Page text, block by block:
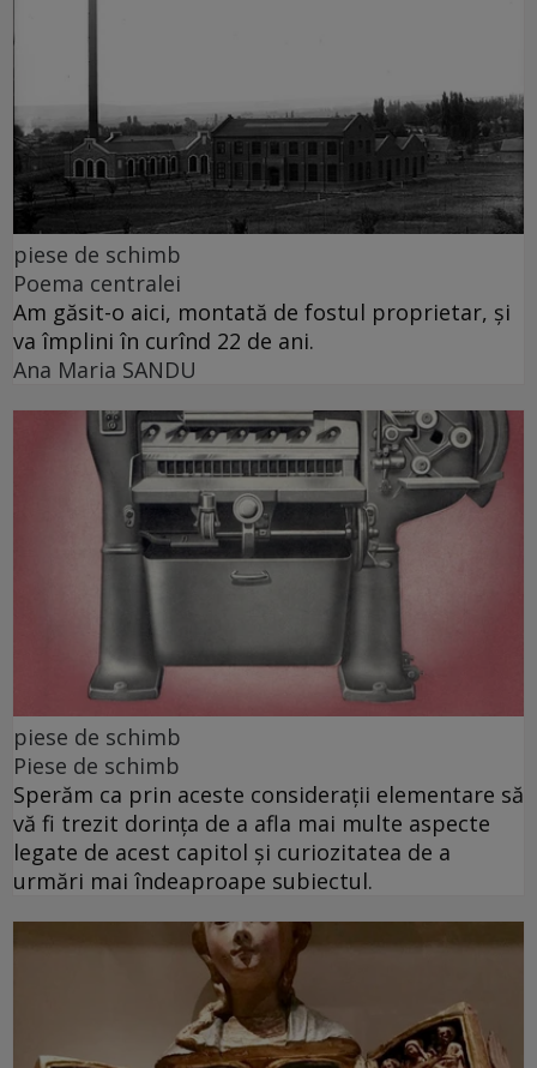
piese de schimb
Poema centralei
Am găsit-o aici, montată de fostul proprietar, și
va împlini în curînd 22 de ani.
Ana Maria SANDU
piese de schimb
Piese de schimb
Sperăm ca prin aceste considerații elementare să
vă fi trezit dorința de a afla mai multe aspecte
legate de acest capitol și curiozitatea de a
urmări mai îndeaproape subiectul.